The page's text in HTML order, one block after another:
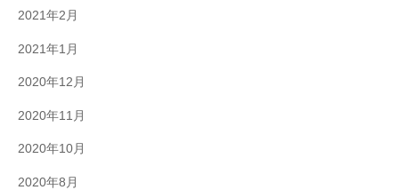
2021年2月
2021年1月
2020年12月
2020年11月
2020年10月
2020年8月